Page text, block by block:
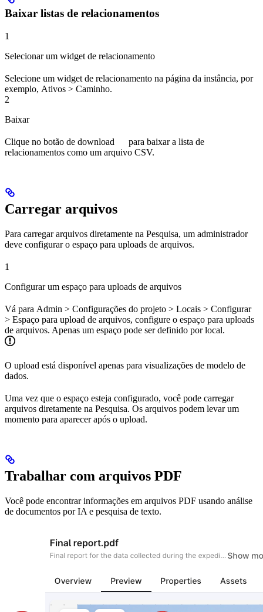
Baixar listas de relacionamentos
1
Selecionar um widget de relacionamento
Selecione um widget de relacionamento na página da instância, por
exemplo, Ativos > Caminho.
2
Baixar
Clique no botão de download
para baixar a lista de
relacionamentos como um arquivo CSV.
Carregar arquivos
Para carregar arquivos diretamente na Pesquisa, um administrador
deve configurar o espaço para uploads de arquivos.
1
Configurar um espaço para uploads de arquivos
Vá para Admin > Configurações do projeto > Locais > Configurar
> Espaço para upload de arquivos, configure o espaço para uploads
de arquivos. Apenas um espaço pode ser definido por local.
O upload está disponível apenas para visualizações de modelo de
dados.
Uma vez que o espaço esteja configurado, você pode carregar
arquivos diretamente na Pesquisa. Os arquivos podem levar um
momento para aparecer após o upload.
Trabalhar com arquivos PDF
Você pode encontrar informações em arquivos PDF usando análise
de documentos por IA e pesquisa de texto.